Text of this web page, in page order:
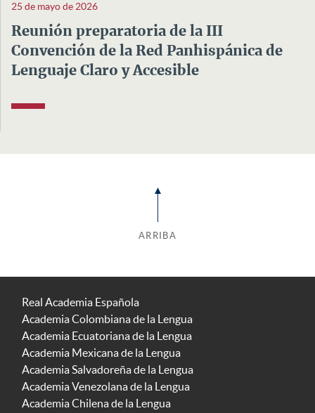
25 de mayo de 2026
Reunión preparatoria de la III
Convención de la Red Panhispánica de
Lenguaje Claro y Accesible
ARRIBA
Real Academia Española
Academia Colombiana de la Lengua
Academia Ecuatoriana de la Lengua
Academia Mexicana de la Lengua
Academia Salvadoreña de la Lengua
Academia Venezolana de la Lengua
Academia Chilena de la Lengua